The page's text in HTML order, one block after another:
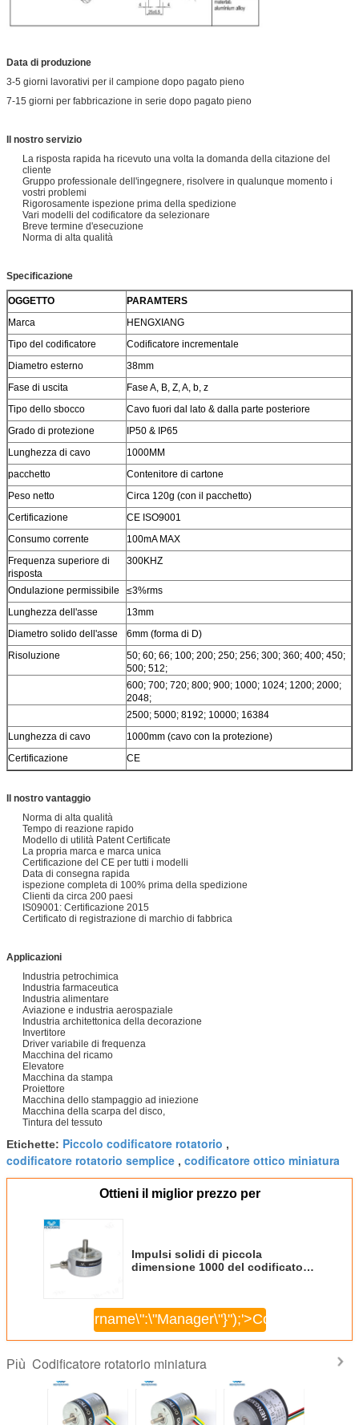
Data di produzione
3-5 giorni lavorativi per il campione dopo pagato pieno
7-15 giorni per fabbricazione in serie dopo pagato pieno
Il nostro servizio
La risposta rapida ha ricevuto una volta la domanda della citazione del
cliente
Gruppo professionale dell'ingegnere, risolvere in qualunque momento i
vostri problemi
Rigorosamente ispezione prima della spedizione
Vari modelli del codificatore da selezionare
Breve termine d'esecuzione
Norma di alta qualità
Specificazione
OGGETTO
PARAMTERS
Marca
HENGXIANG
Tipo del codificatore
Codificatore incrementale
Diametro esterno
38mm
Fase di uscita
Fase A, B, Z, A, b, z
Tipo dello sbocco
Cavo fuori dal lato & dalla parte posteriore
Grado di protezione
IP50 & IP65
Lunghezza di cavo
1000MM
pacchetto
Contenitore di cartone
Peso netto
Circa 120g (con il pacchetto)
Certificazione
CE ISO9001
Consumo corrente
100mA MAX
Frequenza superiore di
risposta
300KHZ
Ondulazione permissibile
≤3%rms
Lunghezza dell'asse
13mm
Diametro solido dell'asse
6mm (forma di D)
Risoluzione
50; 60; 66; 100; 200; 250; 256; 300; 360; 400; 450;
500; 512;
600; 700; 720; 800; 900; 1000; 1024; 1200; 2000;
2048;
2500; 5000; 8192; 10000; 16384
Lunghezza di cavo
1000mm (cavo con la protezione)
Certificazione
CE
Il nostro vantaggio
Norma di alta qualità
Tempo di reazione rapido
Modello di utilità Patent Certificate
La propria marca e marca unica
Certificazione del CE per tutti i modelli
Data di consegna rapida
ispezione completa di 100% prima della spedizione
Clienti da circa 200 paesi
IS09001: Certificazione 2015
Certificato di registrazione di marchio di fabbrica
Applicazioni
Industria petrochimica
Industria farmaceutica
Industria alimentare
Aviazione e industria aerospaziale
Industria architettonica della decorazione
Invertitore
Driver variabile di frequenza
Macchina del ricamo
Elevatore
Macchina da stampa
Proiettore
Macchina dello stampaggio ad iniezione
Macchina della scarpa del disco,
Tintura del tessuto
Etichette: Piccolo codificatore rotatorio ,
codificatore rotatorio semplice , codificatore ottico miniatura
Ottieni il miglior prezzo per
Impulsi solidi di piccola
dimensione 1000 del codificatore
\",\"username\":\"Manager\"}");'>Continua
Più Codificatore rotatorio miniatura